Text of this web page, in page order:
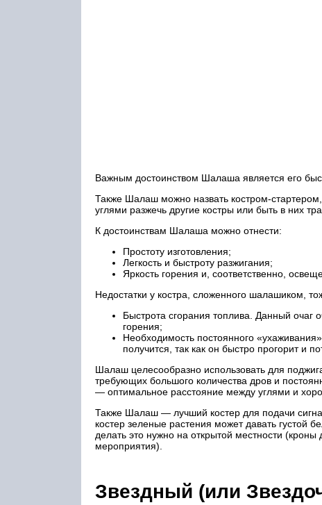
Важным достоинством Шалаша является его
Также Шалаш можно назвать костром-
углями разжечь другие костры или быть в них
К достоинствам Шалаша можно отнести:
Простоту изготовления;
Легкость и быстроту разжигания;
Яркость горения и, соответственно,
Недостатки у костра, сложенного шалашиком,
Быстрота сгорания топлива. Данный очаг
горения;
Необходимость постоянного
получится, так как он быстро прогорит и
Шалаш целесообразно использовать для
требующих большого количества дров и
— оптимальное расстояние между углями и
Также Шалаш — лучший костер для подачи
костер зеленые растения может давать густой
делать это нужно на открытой местности
мероприятия).
Звездный (или